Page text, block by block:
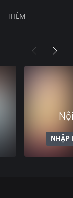
THÊM
NHẬP